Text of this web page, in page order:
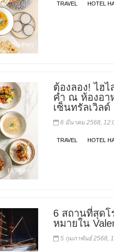
TRAVEL HOTEL
ต้องลอง! ไฮ
ค่ำ ณ ห้องอา
เซ็นทรัลเวิลด์
6 มีนาคม 2568,
TRAVEL HOTEL
6 สถานที่สุด
หมายใน
5 กุมภาพันธ์ 2568,